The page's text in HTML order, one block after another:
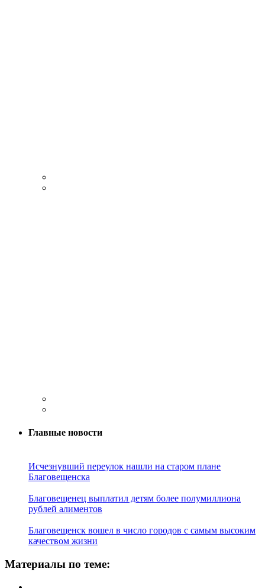
Главные новости
Исчезнувший переулок нашли на старом плане
Благовещенска
Благовещенец выплатил детям более полумиллиона
рублей алиментов
Благовещенск вошел в число городов с самым высоким
качеством жизни
Материалы по теме: